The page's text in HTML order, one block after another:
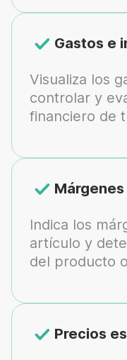
Gastos e
Visualiza los
controlar y
financiero de
Indica los
artículo y
del producto
Precios